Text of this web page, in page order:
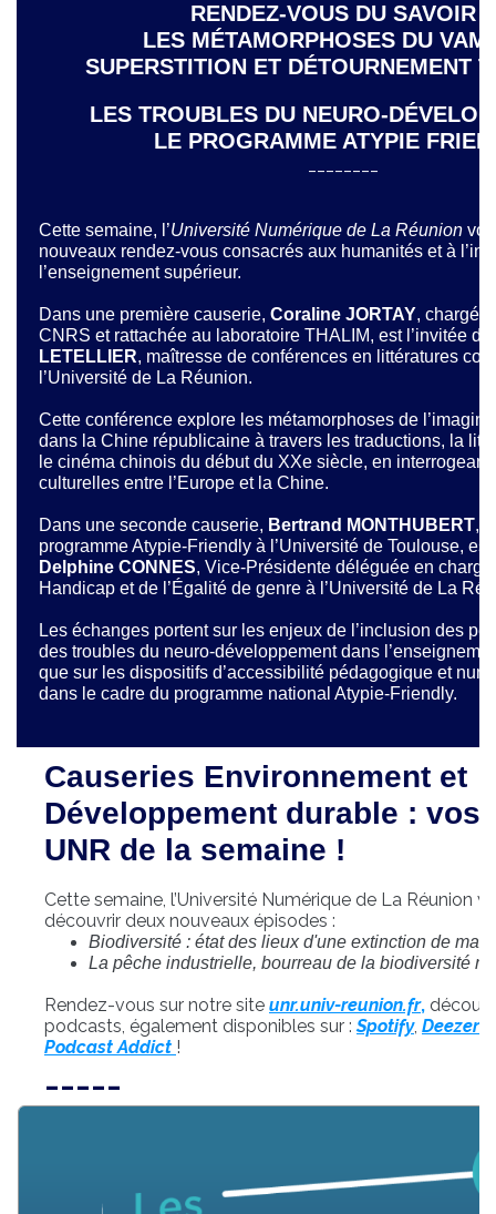
RENDEZ-VOUS DU SAVOIR
LES MÉTAMORPHOSES DU
SUPERSTITION ET DÉTOURNEMENT
LES TROUBLES DU NEURO-D
LE PROGRAMME ATYPIE
Cette semaine, l’Université Numérique de La Réunion
nouveaux rendez-vous consacrés aux humanités et à
l’enseignement supérieur.
Dans une première causerie, Coraline JORTAY, chargée
CNRS et rattachée au laboratoire THALIM, est l’invitée de
LETELLIER, maîtresse de conférences en littératures
l’Université de La Réunion.
Cette conférence explore les métamorphoses de
dans la Chine républicaine à travers les traductions, la
le cinéma chinois du début du XXe siècle, en
culturelles entre l’Europe et la Chine.
Dans une seconde causerie, Bertrand MONTHUBERT,
programme Atypie-Friendly à l’Université de Toulouse, est
Delphine CONNES, Vice-Présidente déléguée en charge
Handicap et de l’Égalité de genre à l’Université de La
Les échanges portent sur les enjeux de l’inclusion des
des troubles du neuro-développement dans
que sur les dispositifs d’accessibilité pédagogique et
dans le cadre du programme national Atypie-Friendly.
Causeries Environnement et
Développement durable : vos
UNR de la semaine !
Cette semaine, l’Université Numérique de La Réunion
découvrir deux nouveaux épisodes :
Biodiversité : état des lieux d'une extinction de
La pêche industrielle, bourreau de la biodiversité
Rendez-vous sur notre site unr.univ-reunion.fr,
podcasts, également disponibles sur :Spotify, Deezer
Podcast Addict !
_____